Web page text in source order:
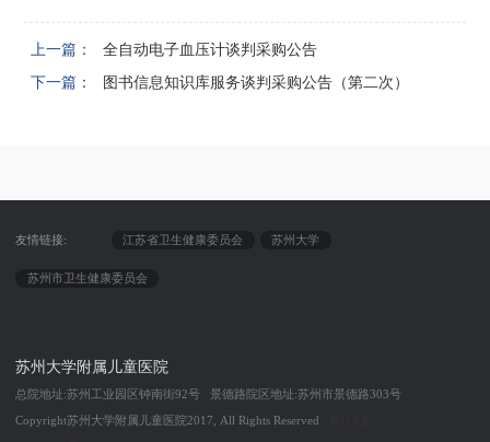
上一篇：
全自动电子血压计谈判采购公告
下一篇：
图书信息知识库服务谈判采购公告（第二次）
友情链接: 江苏省卫生健康委员会 苏州大学
苏州市卫生健康委员会
苏州大学附属儿童医院
总院地址:苏州工业园区钟南街92号 景德路院区地址:苏州市景德路303号
Copyright苏州大学附属儿童医院2017, All Rights Reserved